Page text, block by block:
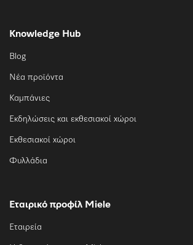
Knowledge Hub
Blog
Νέα προϊόντα
Καμπάνιες
Εκδηλώσεις και εκθεσιακοί χώροι
Εκθεσιακοί χώροι
Φυλλάδια
Εταιρικό προφίλ Miele
Εταιρεία